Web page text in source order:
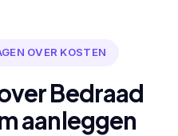
OVER KOSTEN
Bedraad
aanleggen